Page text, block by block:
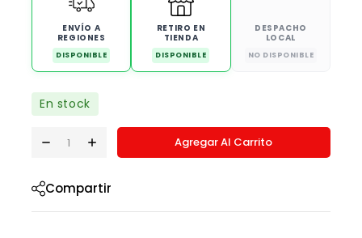
ENVÍO A
REGIONES
DISPONIBLE
RETIRO EN
TIENDA
DISPONIBLE
DESPACHO
LOCAL
NO DISPONIBLE
En stock
Agregar Al Carrito
Compartir